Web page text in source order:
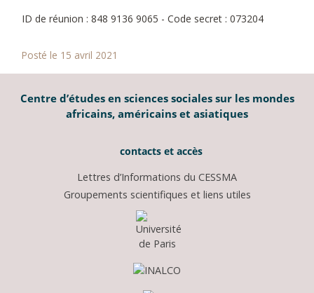
ID de réunion : 848 9136 9065 - Code secret : 073204
Posté le 15 avril 2021
Centre d’études en sciences sociales sur les mondes
africains, américains et asiatiques
contacts et accès
Lettres d’Informations du CESSMA
Groupements scientifiques et liens utiles